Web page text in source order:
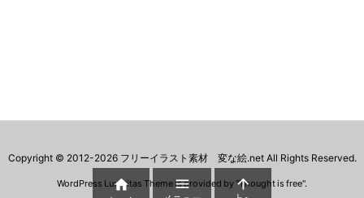
Copyright © 2012-2026 フリーイラスト素材 変な絵.netAll Rights Reserved.
WordPress Luxeritas Theme is provided by "Thought is free".
  